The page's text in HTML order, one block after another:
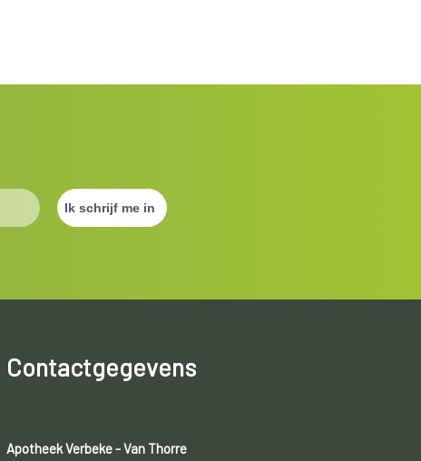
Contactgegevens
Apotheek Verbeke - Van Thorre